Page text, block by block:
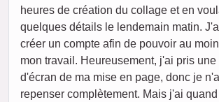
heures de création du collage et en
quelques détails le lendemain matin.
créer un compte afin de pouvoir au
mon travail. Heureusement, j'ai pris une
d'écran de ma mise en page, donc je
repenser complètement. Mais j'ai